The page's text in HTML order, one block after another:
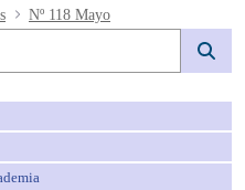
Nº 118 Mayo